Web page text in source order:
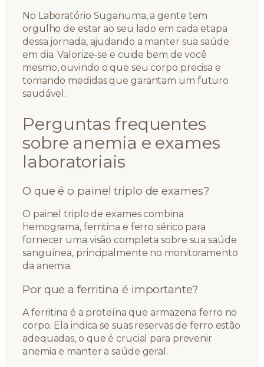
No Laboratório Suganuma, a gente tem
orgulho de estar ao seu lado em cada etapa
dessa jornada, ajudando a manter sua saúde
em dia. Valorize-se e cuide bem de você
mesmo, ouvindo o que seu corpo precisa e
tomando medidas que garantam um futuro
saudável.
Perguntas frequentes
sobre anemia e exames
laboratoriais
O que é o painel triplo de exames?
O painel triplo de exames combina
hemograma, ferritina e ferro sérico para
fornecer uma visão completa sobre sua saúde
sanguínea, principalmente no monitoramento
da anemia.
Por que a ferritina é importante?
A ferritina é a proteína que armazena ferro no
corpo. Ela indica se suas reservas de ferro estão
adequadas, o que é crucial para prevenir
anemia e manter a saúde geral.